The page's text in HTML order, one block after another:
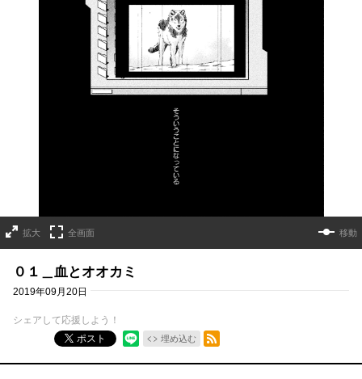
拡大 全画面 移動
０１＿血とオオカミ
2019年09月20日
シェアして応援しよう！
ポスト
埋め込む
RSSフィード